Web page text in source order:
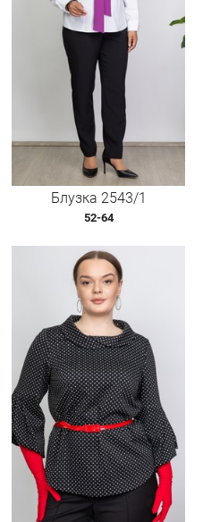
Блузка 2543/1
52-64